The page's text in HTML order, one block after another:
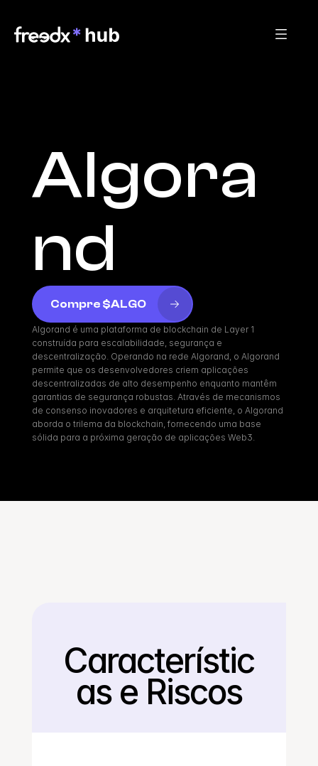
Algora
nd
Compre $ALGO
Algorand é uma plataforma de blockchain de Layer 1
construída para escalabilidade, segurança e
descentralização. Operando na rede Algorand, o Algorand
permite que os desenvolvedores criem aplicações
descentralizadas de alto desempenho enquanto mantêm
garantias de segurança robustas. Através de mecanismos
de consenso inovadores e arquitetura eficiente, o Algorand
aborda o trilema da blockchain, fornecendo uma base
sólida para a próxima geração de aplicações Web3.
Voltar
Característic
as e Riscos